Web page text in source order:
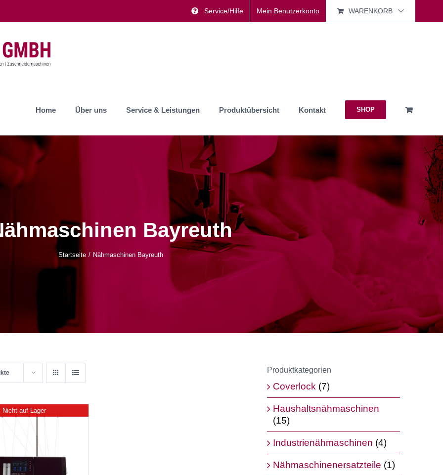
Service/Hilfe Mein Benutzerkonto WARENKORB
Home Über uns Service & Leistungen Produktübersicht Kontakt SHOP
Bayreuth
Startseite Nähmaschinen Bayreuth
Nicht auf Lager
DETAILS
Produktkategorien
Coverlock (7)
Haushaltsnähmaschinen
(15)
Industrienähmaschinen (4)
Nähmaschinenersatzteile (1)